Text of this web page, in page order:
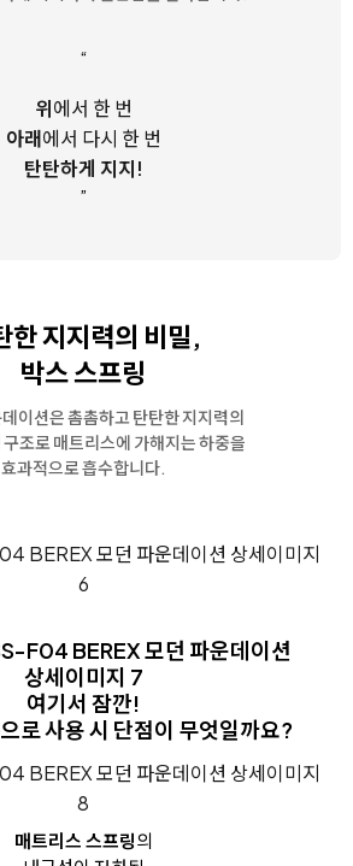
“
위에서 한 번
아래에서 다시 한 번
탄탄하게 지지!
”
한 지지력의 비밀,
박스 스프링
이션은 촘촘하고 탄탄한 지지력의
구조로 매트리스에 가해지는 하중을
효과적으로 흡수합니다.
여기서 잠깐!
로 사용 시 단점이 무엇일까요?
매트리스 스프링의